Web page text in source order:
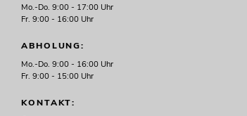
Mo.-Do. 9:00 - 17:00 Uhr
Fr. 9:00 - 16:00 Uhr
ABHOLUNG:
Mo.-Do. 9:00 - 16:00 Uhr
Fr. 9:00 - 15:00 Uhr
KONTAKT: